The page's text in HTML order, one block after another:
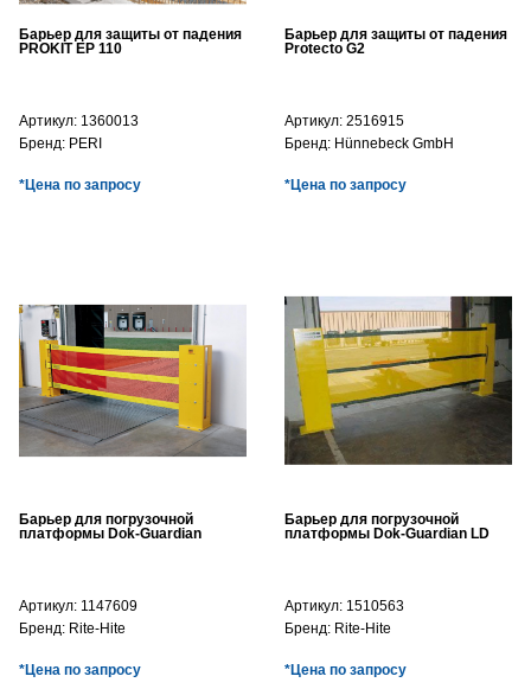
Барьер для защиты от падения
PROKIT EP 110
Артикул: 1360013
Бренд: PERI
*Цена по запросу
Барьер для защиты от падения
Protecto G2
Артикул: 2516915
Бренд: Hünnebeck GmbH
*Цена по запросу
Барьер для погрузочной
платформы Dok-Guardian
Артикул: 1147609
Бренд: Rite-Hite
*Цена по запросу
Барьер для погрузочной
платформы Dok-Guardian LD
Артикул: 1510563
Бренд: Rite-Hite
*Цена по запросу